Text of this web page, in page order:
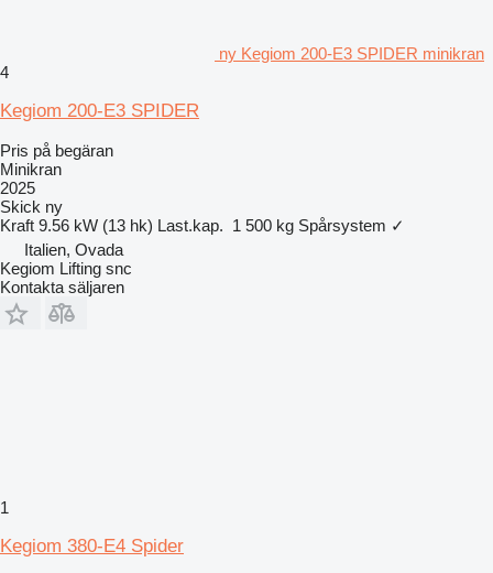
ny Kegiom 200-E3 SPIDER minikran
4
Kegiom 200-E3 SPIDER
Pris på begäran
Minikran
2025
Skick ny
Kraft 9.56 kW (13 hk) Last.kap. 1 500 kg Spårsystem ✓
Italien, Ovada
Kegiom Lifting snc
Kontakta säljaren
1
Kegiom 380-E4 Spider